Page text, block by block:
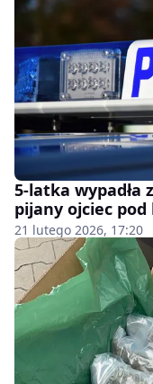
5-latka wypadła
pijany ojciec
21 lutego 2026, 17:20